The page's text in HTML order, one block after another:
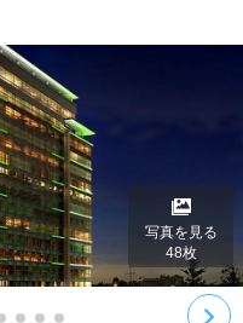
写真を見る
48枚